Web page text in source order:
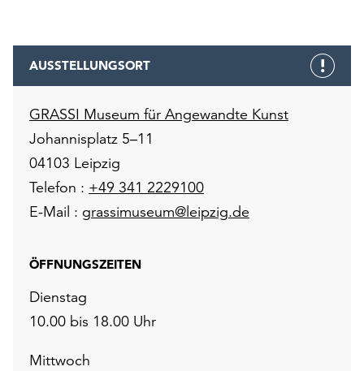
AUSSTELLUNGSORT
GRASSI Museum für Angewandte Kunst
Johannisplatz 5–11
04103 Leipzig
Telefon : +49 341 2229100
E-Mail : grassimuseum@leipzig.de
ÖFFNUNGSZEITEN
Dienstag
10.00 bis 18.00 Uhr
Mittwoch